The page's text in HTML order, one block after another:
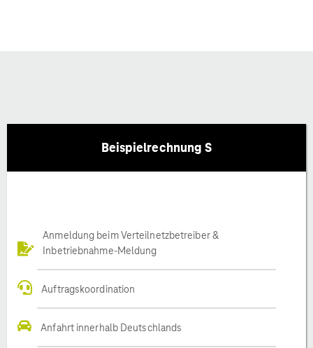
Beispielrechnung S
Anmeldung beim Verteilnetzbetreiber &
Inbetriebnahme-Meldung
Auftragskoordination
Anfahrt innerhalb Deutschlands